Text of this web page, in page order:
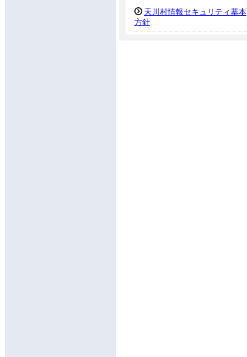
天川村情報セキュリティ基本
方針